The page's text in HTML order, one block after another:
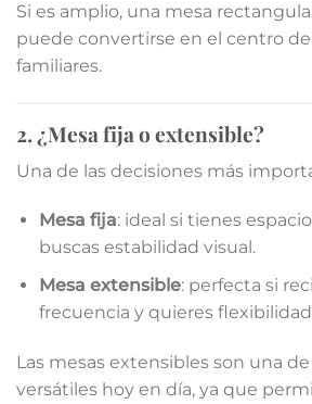
Si es amplio, una mesa
puede convertirse en el centro
familiares.
2. ¿Mesa fija o extensible?
Una de las decisiones más
Mesa fija: ideal si tienes
buscas estabilidad visual.
Mesa extensible: perfecta si
frecuencia y quieres
Las mesas extensibles son una
versátiles hoy en día, ya que